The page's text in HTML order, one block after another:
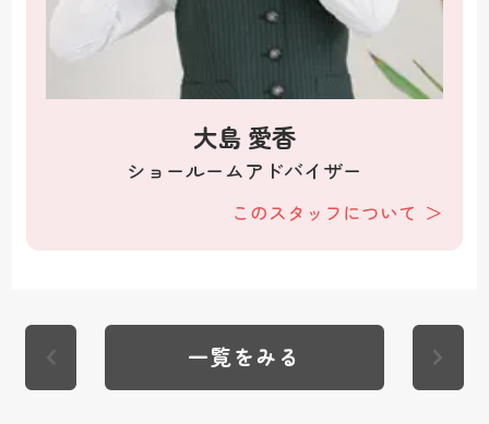
大島 愛香
ショールームアドバイザー
このスタッフについて
一覧をみる